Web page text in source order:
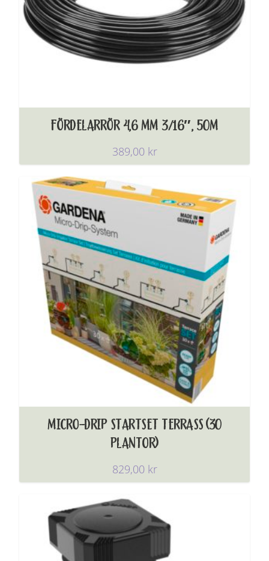
FÖRDELARRÖR 4,6 MM 3/16″, 50M
389,00 kr
MICRO-DRIP STARTSET TERRASS (30
PLANTOR)
829,00 kr